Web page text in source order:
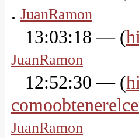
. JuanRamon
13:03:18 — (
JuanRamon
12:52:30 — (
JuanRamon